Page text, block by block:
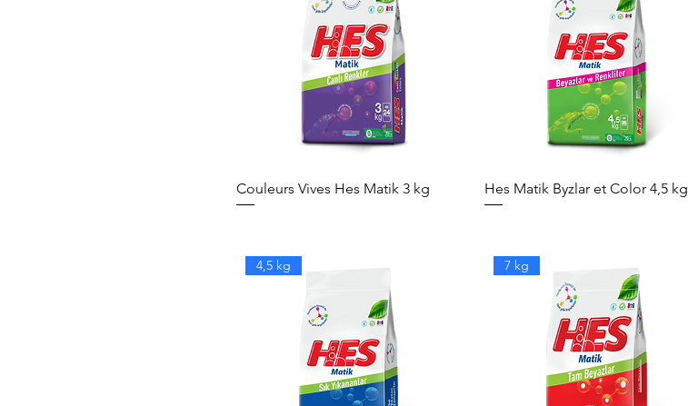
Couleurs Vives Hes Matik 3 kg Hes Matik Byzlar et Color 4,5 kg
4,5 kg 7 kg